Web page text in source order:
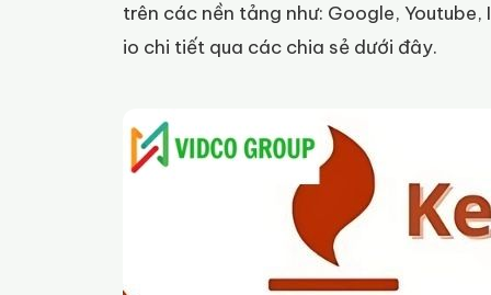
trên các nền tảng như: Google,
io chi tiết qua các chia sẻ dưới đây.